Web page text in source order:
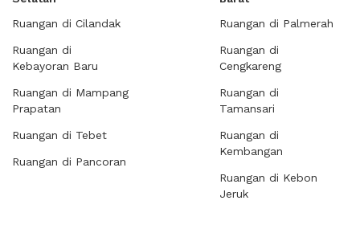
Ruangan di Cilandak
Ruangan di
Kebayoran Baru
Ruangan di Mampang
Prapatan
Ruangan di Tebet
Ruangan di Pancoran
Ruangan di Palmerah
Ruangan di
Cengkareng
Ruangan di
Tamansari
Ruangan di
Kembangan
Ruangan di Kebon
Jeruk